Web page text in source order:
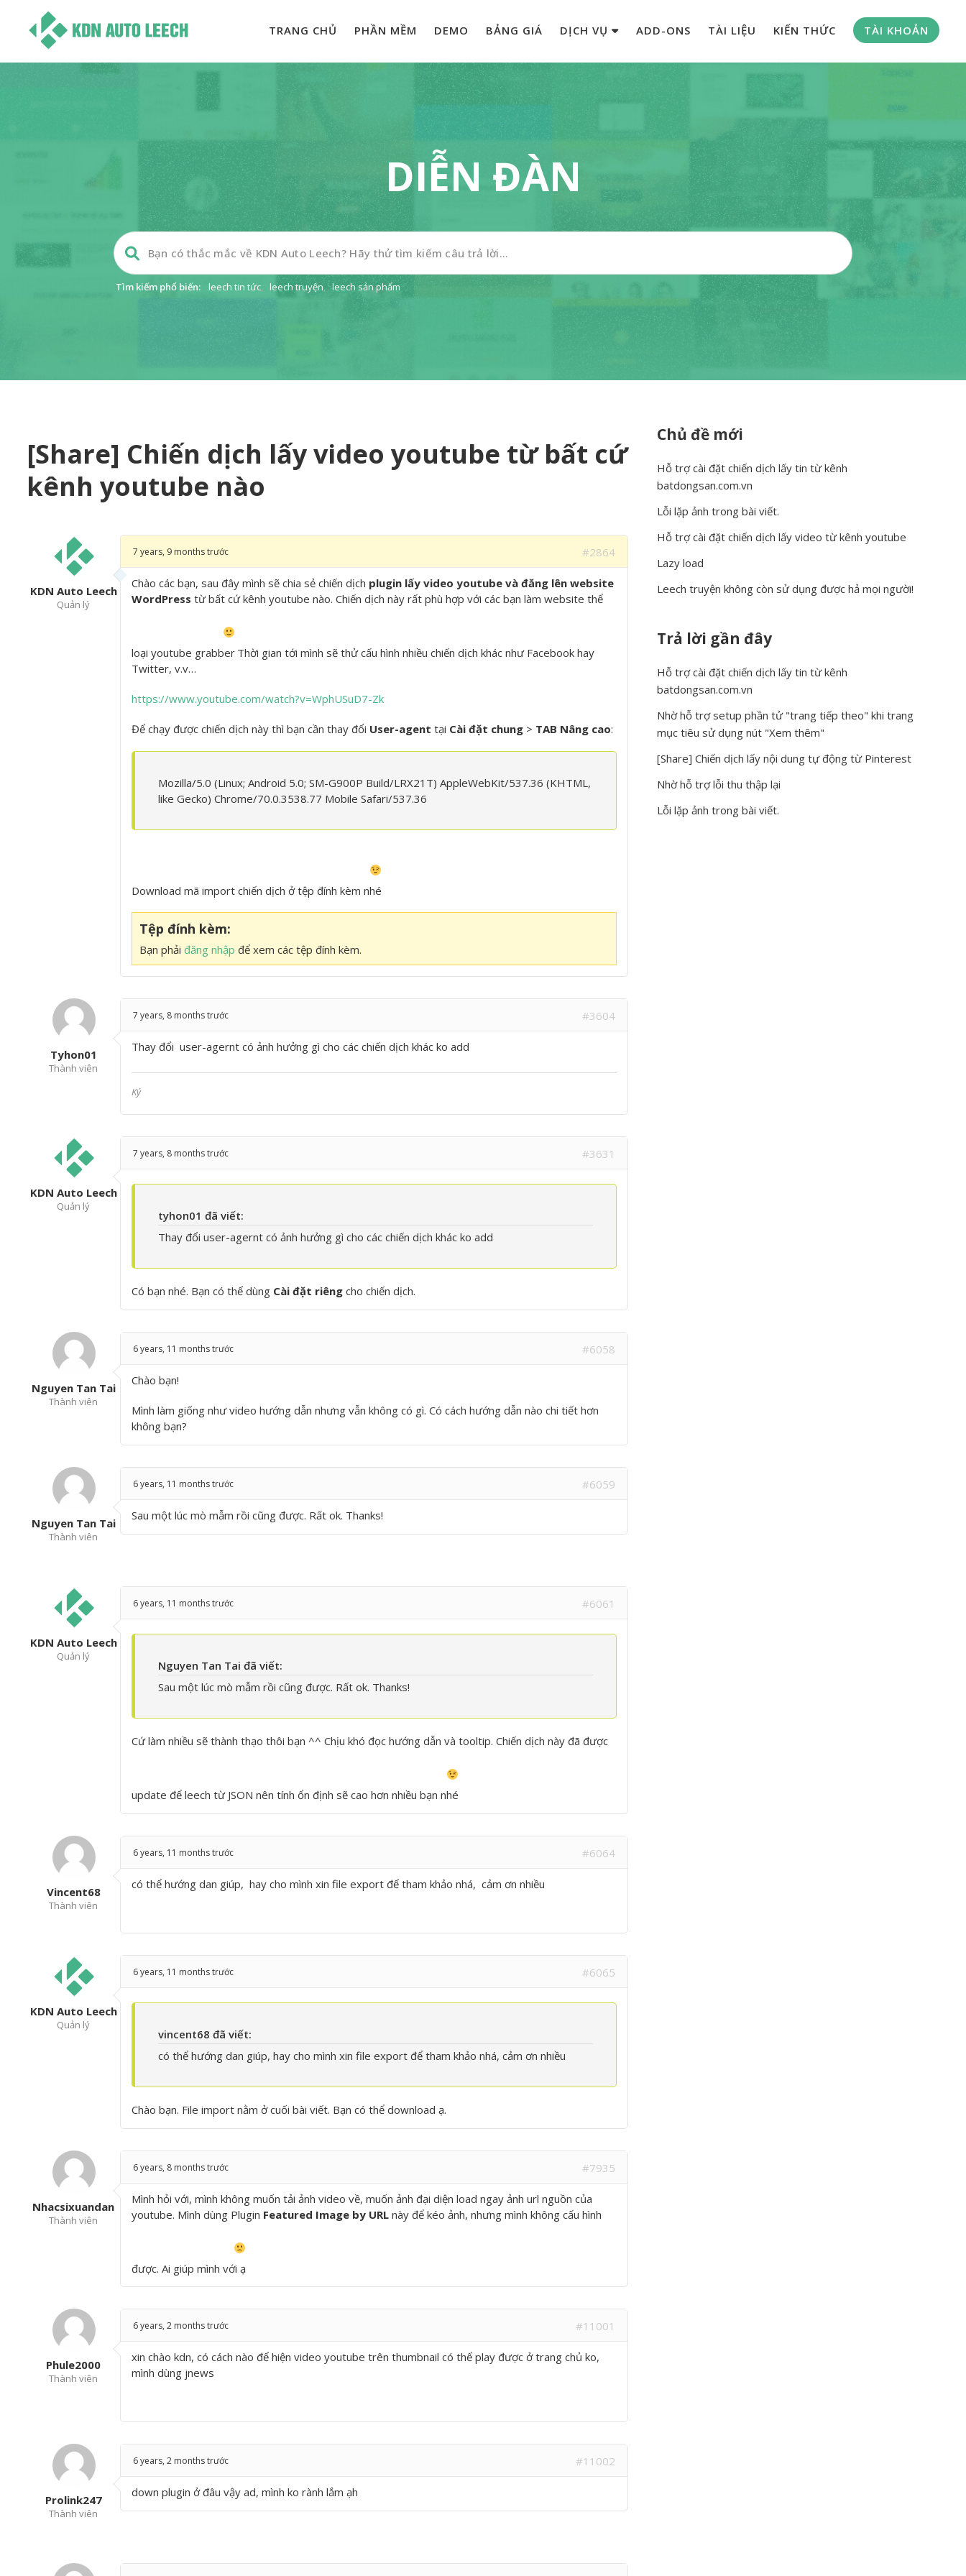
TRANG CHỦ PHẦN MỀM DEMO BẢNG GIÁ DỊCH VỤ ADD-ONS TÀI LIỆU KIẾN THỨC TÀI KHOẢN
DIỄN ĐÀN
Tìm kiếm phổ biến: leech tin tức, leech truyện, leech sản phẩm
[Share] Chiến dịch lấy video youtube từ bất cứ
kênh youtube nào
KDN Auto Leech
Quản lý
7 years, 9 months trước #2864
Chào các bạn, sau đây mình sẽ chia sẻ chiến dịch plugin lấy video youtube và đăng lên website
WordPress từ bất cứ kênh youtube nào. Chiến dịch này rất phù hợp với các bạn làm website thể
loại youtube grabberThời gian tới mình sẽ thử cấu hình nhiều chiến dịch khác như Facebook hay
Twitter, v.v…
https://www.youtube.com/watch?v=WphUSuD7-Zk
Để chạy được chiến dịch này thì bạn cần thay đổi User-agent tại Cài đặt chung > TAB Nâng cao:
Mozilla/5.0 (Linux; Android 5.0; SM-G900P Build/LRX21T) AppleWebKit/537.36 (KHTML,
like Gecko) Chrome/70.0.3538.77 Mobile Safari/537.36
Download mã import chiến dịch ở tệp đính kèm nhé
Tệp đính kèm:
Bạn phải đăng nhập để xem các tệp đính kèm.
Tyhon01
Thành viên
7 years, 8 months trước #3604
Thay đổi user-agernt có ảnh hưởng gì cho các chiến dịch khác ko add
Ký
KDN Auto Leech
Quản lý
7 years, 8 months trước #3631
tyhon01 đã viết:
Thay đổi user-agernt có ảnh hưởng gì cho các chiến dịch khác ko add
Có bạn nhé. Bạn có thể dùng Cài đặt riêng cho chiến dịch.
Nguyen Tan Tai
Thành viên
6 years, 11 months trước #6058
Chào bạn!
Mình làm giống như video hướng dẫn nhưng vẫn không có gì. Có cách hướng dẫn nào chi tiết hơn
không bạn?
Nguyen Tan Tai
Thành viên
6 years, 11 months trước #6059
Sau một lúc mò mẫm rồi cũng được. Rất ok. Thanks!
KDN Auto Leech
Quản lý
6 years, 11 months trước #6061
Nguyen Tan Tai đã viết:
Sau một lúc mò mẫm rồi cũng được. Rất ok. Thanks!
Cứ làm nhiều sẽ thành thạo thôi bạn ^^ Chịu khó đọc hướng dẫn và tooltip. Chiến dịch này đã được
update để leech từ JSON nên tính ổn định sẽ cao hơn nhiều bạn nhé
Vincent68
Thành viên
6 years, 11 months trước #6064
có thể hướng dan giúp, hay cho mình xin file export để tham khảo nhá, cảm ơn nhiều
KDN Auto Leech
Quản lý
6 years, 11 months trước #6065
vincent68 đã viết:
có thể hướng dan giúp, hay cho mình xin file export để tham khảo nhá, cảm ơn nhiều
Chào bạn. File import nằm ở cuối bài viết. Bạn có thể download ạ.
Nhacsixuandan
Thành viên
6 years, 8 months trước #7935
Mình hỏi với, mình không muốn tải ảnh video về, muốn ảnh đại diện load ngay ảnh url nguồn của
youtube. Mình dùng Plugin Featured Image by URL này để kéo ảnh, nhưng mình không cấu hình
được. Ai giúp mình với ạ
Phule2000
Thành viên
6 years, 2 months trước #11001
xin chào kdn, có cách nào để hiện video youtube trên thumbnail có thể play được ở trang chủ ko,
mình dùng jnews
Prolink247
Thành viên
6 years, 2 months trước #11002
down plugin ở đâu vậy ad, mình ko rành lắm ạh
Chủ đề mới
Hỗ trợ cài đặt chiến dịch lấy tin từ kênh
batdongsan.com.vn
Lỗi lặp ảnh trong bài viết.
Hỗ trợ cài đặt chiến dịch lấy video từ kênh youtube
Lazy load
Leech truyện không còn sử dụng được hả mọi người!
Trả lời gần đây
Hỗ trợ cài đặt chiến dịch lấy tin từ kênh
batdongsan.com.vn
Nhờ hỗ trợ setup phần tử "trang tiếp theo" khi trang
mục tiêu sử dụng nút "Xem thêm"
[Share] Chiến dịch lấy nội dung tự động từ Pinterest
Nhờ hỗ trợ lỗi thu thập lại
Lỗi lặp ảnh trong bài viết.